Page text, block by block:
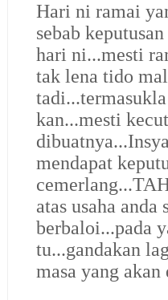
Hari ni ramai
sebab
hari ni...mesti
tak lena tido
kan...mesti
mendapat
cemerlang...
atas usaha anda
berbaloi...pada
tu...gandakan
masa yang